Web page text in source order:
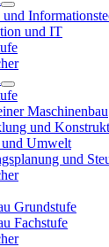
und IT
Maschinenbau
und
Umwelt
und
Grundstufe
Fachstufe